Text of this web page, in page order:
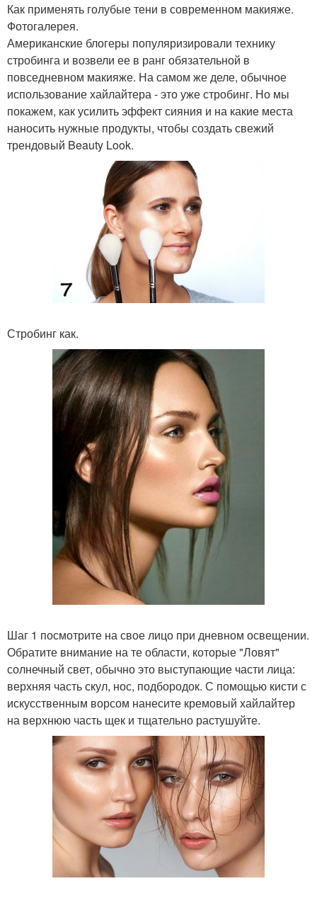
Как применять голубые тени в современном макияже.
Фотогалерея.
Американские блогеры популяризировали технику
стробинга и возвели ее в ранг обязательной в
повседневном макияже. На самом же деле, обычное
использование хайлайтера - это уже стробинг. Но мы
покажем, как усилить эффект сияния и на какие места
наносить нужные продукты, чтобы создать свежий
трендовый Beauty Look.
Стробинг как.
Шаг 1 посмотрите на свое лицо при дневном освещении.
Обратите внимание на те области, которые "Ловят"
солнечный свет, обычно это выступающие части лица:
верхняя часть скул, нос, подбородок. С помощью кисти с
искусственным ворсом нанесите кремовый хайлайтер
на верхнюю часть щек и тщательно растушуйте.